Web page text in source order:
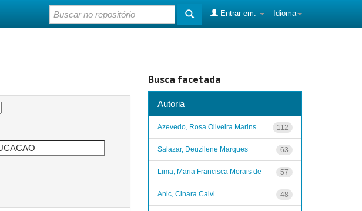
Idioma
Entrar em:
Busca facetada
Autoria
112
Azevedo, Rosa Oliveira Marins
63
Salazar, Deuzilene Marques
57
Lima, Maria Francisca Morais de
48
Anic, Cinara Calvi